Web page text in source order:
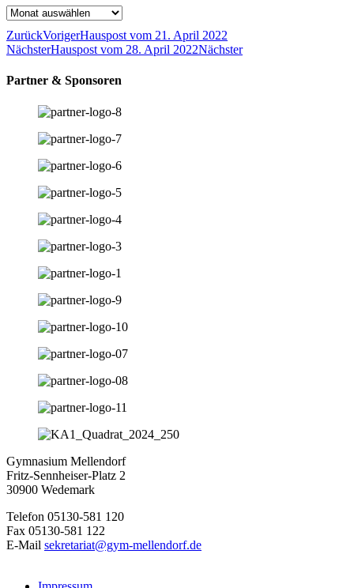
Archiv
ZurückVorigerHauspost vom 21. April 2022
NächsterHauspost vom 28. April 2022Nächster
Partner & Sponsoren
Gymnasium Mellendorf
Fritz-Sennheiser-Platz 2
30900 Wedemark
Telefon 05130-581 120
Fax 05130-581 122
E-Mail sekretariat@gym-mellendorf.de